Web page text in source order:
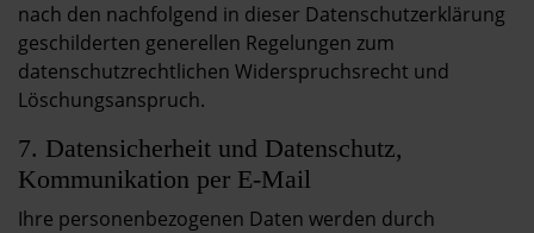
nach den nachfolgend in dieser Datenschutzerklärung
geschilderten generellen Regelungen zum
datenschutzrechtlichen Widerspruchsrecht und
Löschungsanspruch.
7. Datensicherheit und Datenschutz,
Kommunikation per E-Mail
Ihre personenbezogenen Daten werden durch